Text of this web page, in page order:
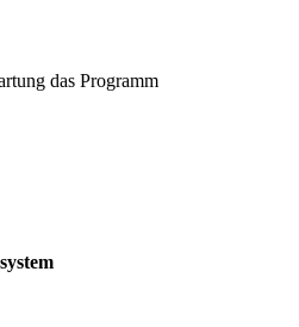
das Programm